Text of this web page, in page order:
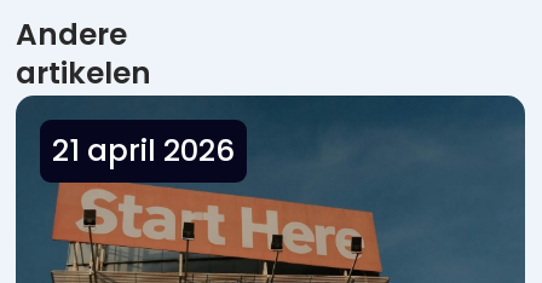
Andere
artikelen
21 april 2026